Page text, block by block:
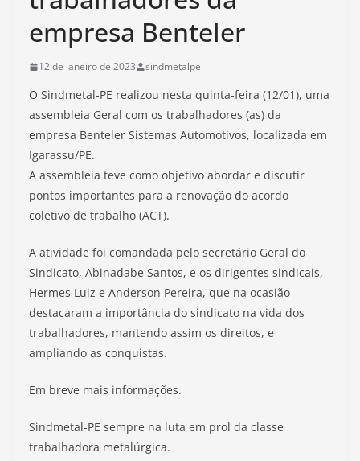
empresa Benteler
12 de janeiro de 2023 sindmetalpe
O Sindmetal-PE realizou nesta quinta-feira (12/01), uma
assembleia Geral com os trabalhadores (as) da
empresa Benteler Sistemas Automotivos, localizada em
Igarassu/PE.
A assembleia teve como objetivo abordar e discutir
pontos importantes para a renovação do acordo
coletivo de trabalho (ACT).
A atividade foi comandada pelo secretário Geral do
Sindicato, Abinadabe Santos, e os dirigentes sindicais,
Hermes Luiz e Anderson Pereira, que na ocasião
destacaram a importância do sindicato na vida dos
trabalhadores, mantendo assim os direitos, e
ampliando as conquistas.
Em breve mais informações.
Sindmetal-PE sempre na luta em prol da classe
trabalhadora metalúrgica.